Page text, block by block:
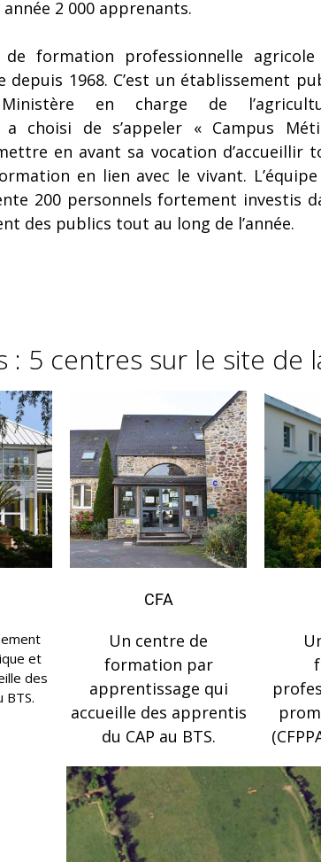
2 000 apprenants.
de formation professionnelle
depuis 1968. C’est un établissement
en charge de
a choisi de s’appeler « Campus
en avant sa vocation d’accueillir
en lien avec le vivant.
200 personnels fortement investis
des publics tout au long de l’année.
: 5 centres sur le site de
et
des
BTS.
CFA
Un centre de
formation par
apprentissage qui
accueille des apprentis
du CAP au BTS.